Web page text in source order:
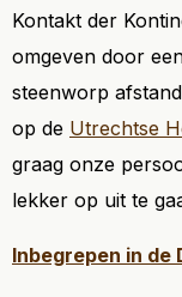
Kontakt der
omgeven door
steenworp
op de Utrechtse
graag onze
lekker op uit te
Inbegrepen in de